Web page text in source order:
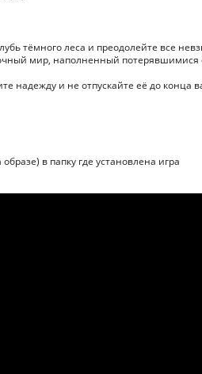
тёмного леса и преодолейте все
мир, наполненный
и не отпускайте её до конца
в папку где установлена игра